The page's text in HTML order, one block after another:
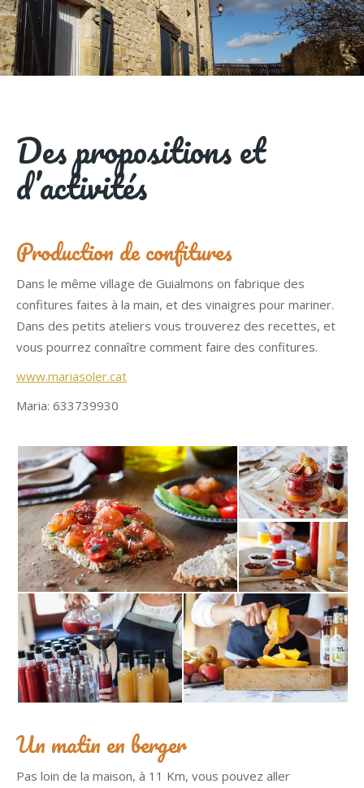
Des propositions et
d’activités
Production de confitures
Dans le même village de Guialmons on fabrique des
confitures faites à la main, et des vinaigres pour mariner.
Dans des petits ateliers vous trouverez des recettes, et
vous pourrez connaître comment faire des confitures.
www.mariasoler.cat
Maria: 633739930
Un matin en berger
Pas loin de la maison, à 11 Km, vous pouvez aller